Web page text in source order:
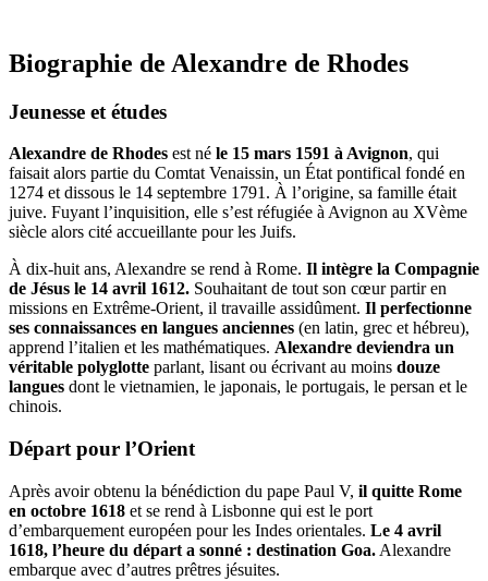
Biographie de Alexandre de Rhodes
Jeunesse et études
Alexandre de Rhodes est né le 15 mars 1591 à Avignon, qui
faisait alors partie du Comtat Venaissin, un État pontifical fondé en
1274 et dissous le 14 septembre 1791. À l’origine, sa famille était
juive. Fuyant l’inquisition, elle s’est réfugiée à Avignon au XVème
siècle alors cité accueillante pour les Juifs.
À dix-huit ans, Alexandre se rend à Rome. Il intègre la Compagnie
de Jésus le 14 avril 1612. Souhaitant de tout son cœur partir en
missions en Extrême-Orient, il travaille assidûment. Il perfectionne
ses connaissances en langues anciennes (en latin, grec et hébreu),
apprend l’italien et les mathématiques. Alexandre deviendra un
véritable polyglotte parlant, lisant ou écrivant au moins douze
langues dont le vietnamien, le japonais, le portugais, le persan et le
chinois.
Départ pour l’Orient
Après avoir obtenu la bénédiction du pape Paul V, il quitte Rome
en octobre 1618 et se rend à Lisbonne qui est le port
d’embarquement européen pour les Indes orientales. Le 4 avril
1618, l’heure du départ a sonné : destination Goa. Alexandre
embarque avec d’autres prêtres jésuites.